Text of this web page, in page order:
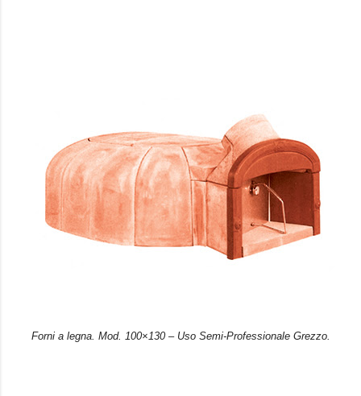
Forni a legna. Mod. 100×130 – Uso Semi-Professionale Grezzo.